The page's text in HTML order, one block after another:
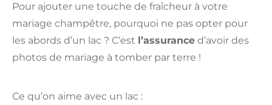
Pour ajouter une touche de fraîcheur à votre
mariage champêtre, pourquoi ne pas opter pour
les abords d’un lac ? C’est l’assurance d’avoir des
photos de mariage à tomber par terre !
Ce qu’on aime avec un lac :